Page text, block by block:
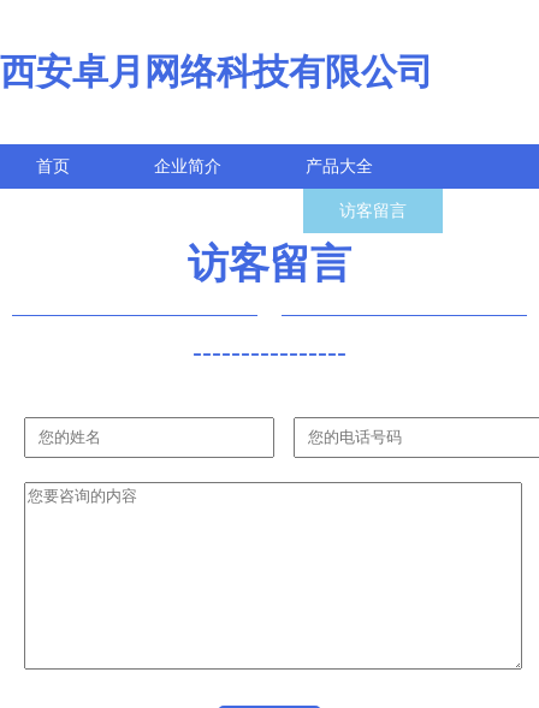
西安卓月网络科技有限公司
首页 企业简介 产品大全
访客留言
访客留言
----------------